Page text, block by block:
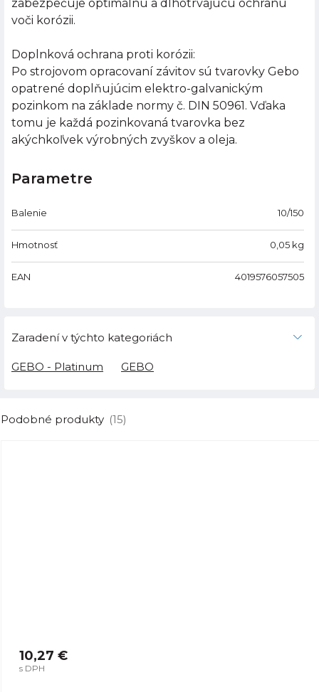
zabezpečuje optimálnu a dlhotrvajúcu ochranu
voči korózii.
Doplnková ochrana proti korózii:
Po strojovom opracovaní závitov sú tvarovky Gebo
opatrené doplňujúcim elektro-galvanickým
pozinkom na základe normy č. DIN 50961. Vďaka
tomu je každá pozinkovaná tvarovka bez
akýchkoľvek výrobných zvyškov a oleja.
Parametre
Balenie 10/150
Hmotnosť 0,05 kg
EAN 4019576057505
Zaradení v týchto kategoriách
GEBO - Platinum GEBO
Podobné produkty (15)
10,27 €
s DPH